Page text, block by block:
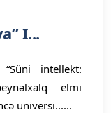
I...
intellekt:
elmi
universi......